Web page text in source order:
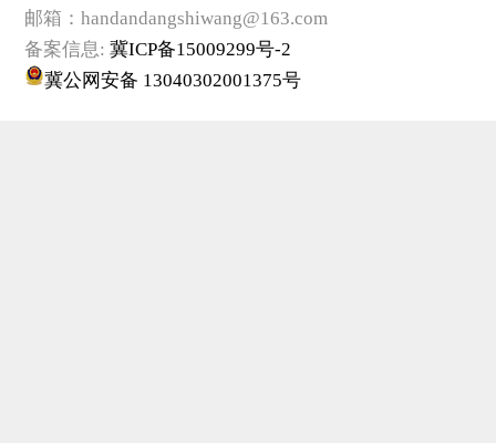
邮箱：handandangshiwang@163.com
备案信息: 冀ICP备15009299号-2
冀公网安备 13040302001375号